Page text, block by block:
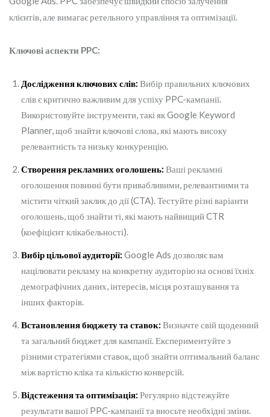
клієнтів, але вимагає ретельного управління та оптимізації.
Ключові аспекти PPC:
Дослідження ключових слів: Вибір правильних ключових
слів є критично важливим для успіху PPC-кампанії.
Використовуйте інструменти, такі як Google Keyword
Planner, щоб знайти ключові слова, які мають високу
релевантність та низьку конкуренцію.
Створення рекламних оголошень: Ваші рекламні
оголошення повинні бути привабливими, релевантними та
містити чіткий заклик до дії (CTA). Тестуйте різні варіанти
оголошень, щоб знайти ті, які мають найвищий CTR
(коефіцієнт клікабельності).
Вибір цільової аудиторії: Google Ads дозволяє вам
націлювати рекламу на конкретну аудиторію на основі їхніх
демографічних даних, інтересів, місця розташування та
інших факторів.
Встановлення бюджету та ставок: Визначте свій щоденний
та загальний бюджет для кампанії. Експериментуйте з
різними стратегіями ставок, щоб знайти оптимальний баланс
між вартістю кліка та кількістю конверсій.
Відстеження та оптимізація: Регулярно відстежуйте
результати вашої PPC-кампанії та вносьте необхідні зміни.